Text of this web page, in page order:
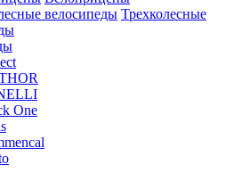
Трехколесные
One